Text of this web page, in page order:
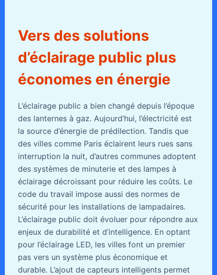
Vers des solutions
d’éclairage public plus
économes en énergie
L’éclairage public a bien changé depuis l’époque
des lanternes à gaz. Aujourd’hui, l’électricité est
la source d’énergie de prédilection. Tandis que
des villes comme Paris éclairent leurs rues sans
interruption la nuit, d’autres communes adoptent
des systèmes de minuterie et des lampes à
éclairage décroissant pour réduire les coûts. Le
code du travail impose aussi des normes de
sécurité pour les installations de lampadaires.
L’éclairage public doit évoluer pour répondre aux
enjeux de durabilité et d’intelligence. En optant
pour l’éclairage LED, les villes font un premier
pas vers un système plus économique et
durable. L’ajout de capteurs intelligents permet